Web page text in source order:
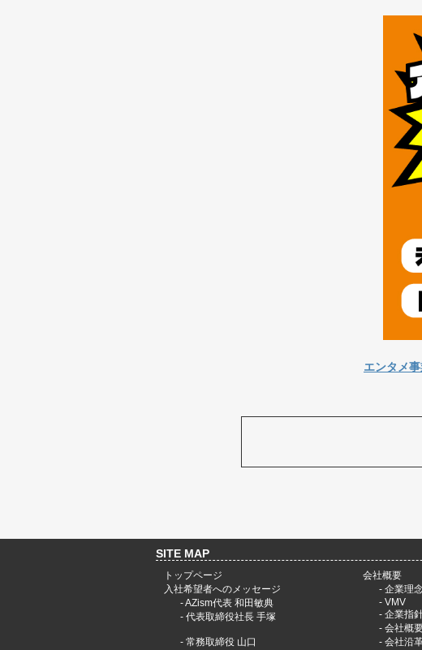
エンタメ
SITE MAP
トップページ
入社希望者へのメッセージ
-AZism代表 和田敏典
- 代表取締役社長 手塚
- 常務取締役 山口
会社概要
- 企業理
- VMV
- 企業指
- 会社概
- 会社沿